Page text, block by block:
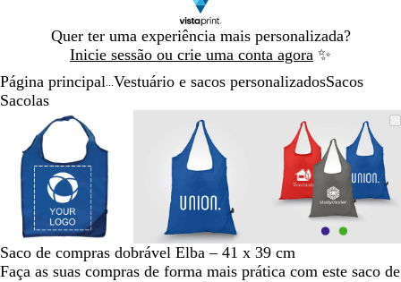
Quer ter uma experiência mais personalizada?
Inicie sessão ou crie uma conta agora ✨
Diapositivo
1
Página principal Vestuário e sacos personalizadosSacos
Sacolas
Imagem
dimensionável
Dimensionada
para
mínimo
Clique
para
expandir
Utilize
teclas
de
menos
e
mais
para
fazer
Imagem
dimensionável
Dimensionada
para
mínimo
Clique
para
expandir
Utilize
as
teclas
de
menos
e
mais
para
fazer
Imagem
para
mínimo
Clique
para
expandir
Utilize
as
teclas
de
menos
e
mais
fazer
Diapositivo
Saco de compras dobrável Elba – 41 x 39 cm
Faça as suas compras de forma mais prática com este saco de